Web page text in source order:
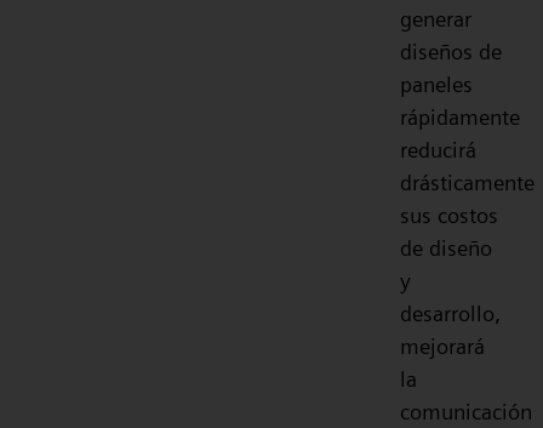
generar
diseños de
paneles
rápidamente
reducirá
drásticamente
sus costos
de diseño
y
desarrollo,
mejorará
la
comunicación